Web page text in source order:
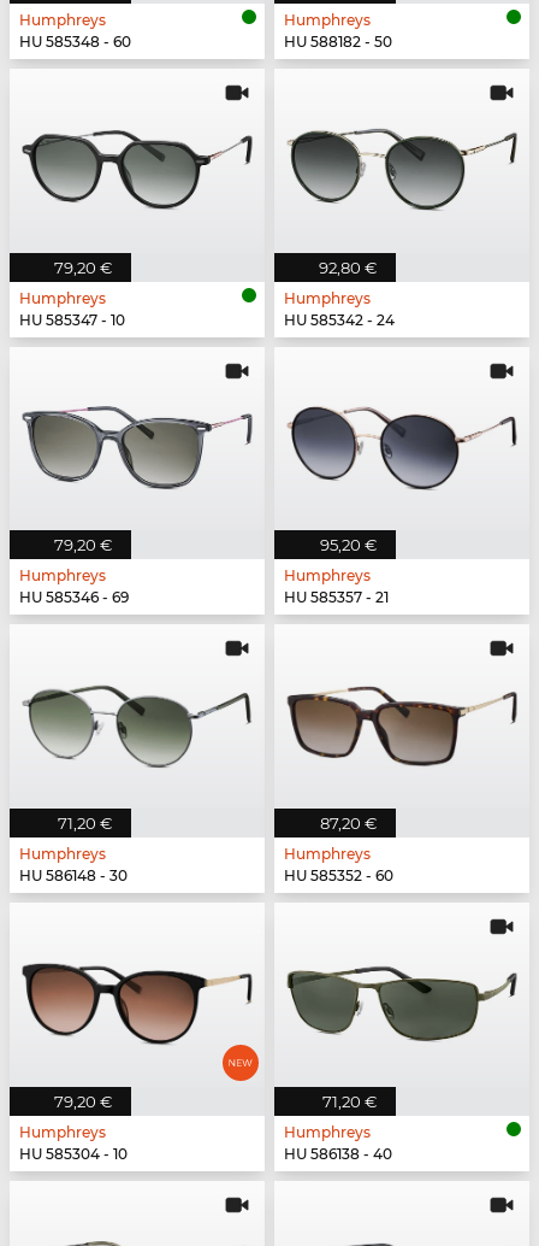
Humphreys
HU 585348 - 60
Humphreys
HU 588182 - 50
79,20 €
Humphreys
HU 585347 - 10
92,80 €
Humphreys
HU 585342 - 24
79,20 €
Humphreys
HU 585346 - 69
95,20 €
Humphreys
HU 585357 - 21
71,20 €
Humphreys
HU 586148 - 30
87,20 €
Humphreys
HU 585352 - 60
79,20 €
Humphreys
HU 585304 - 10
71,20 €
Humphreys
HU 586138 - 40